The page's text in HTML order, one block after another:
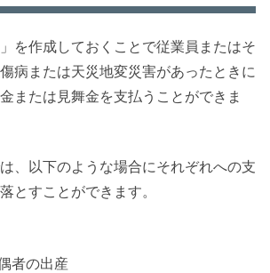
を作成しておくことで従業員またはそ
病または天災地変災害があったときに
または見舞金を支払うことができま
、以下のような場合にそれぞれへの支
とすことができます。
者の出産